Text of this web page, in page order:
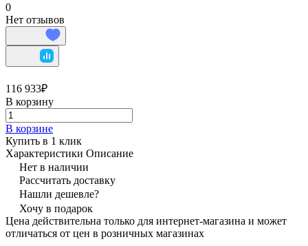
0
Нет отзывов
116 933₽
В корзину
В корзине
Купить в 1 клик
Характеристики Описание
Нет в наличии
Рассчитать доставку
Нашли дешевле?
Хочу в подарок
Цена действительна только для интернет-магазина и может
отличаться от цен в розничных магазинах